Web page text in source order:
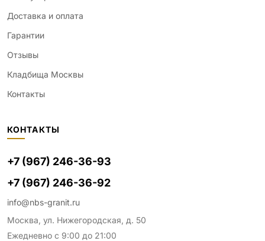
Доставка и оплата
Гарантии
Отзывы
Кладбища Москвы
Контакты
КОНТАКТЫ
+7 (967) 246-36-93
+7 (967) 246-36-92
info@nbs-granit.ru
Москва, ул. Нижегородская, д. 50
Ежедневно с 9:00 до 21:00